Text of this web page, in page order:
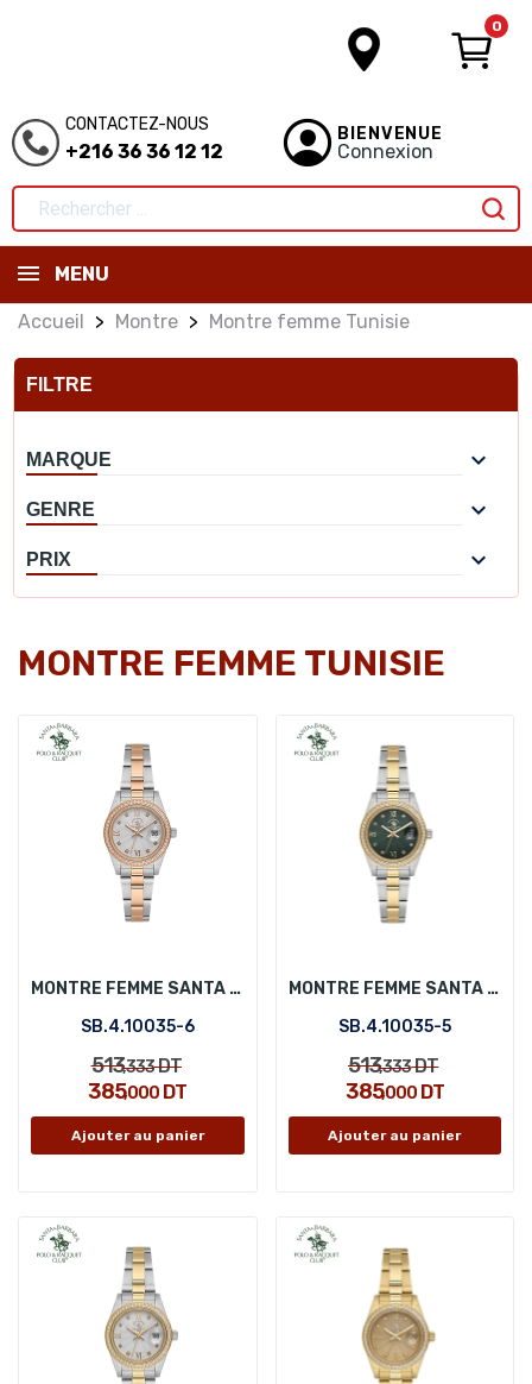
0
CONTACTEZ-NOUS
+216 36 36 12 12
BIENVENUE
Connexion
MENU
Accueil Montre Montre femme Tunisie
FILTRE
MARQUE 
GENRE 
PRIX 
MONTRE FEMME TUNISIE
MONTRE FEMME SANTA BARBARA POLO SB.4.10035-6
SB.4.10035-6
513,333DT
385,000 DT
Ajouter au panier
MONTRE FEMME SANTA BARBARA POLO SB.4.10035-5
SB.4.10035-5
513,333DT
385,000DT
Ajouter au panier